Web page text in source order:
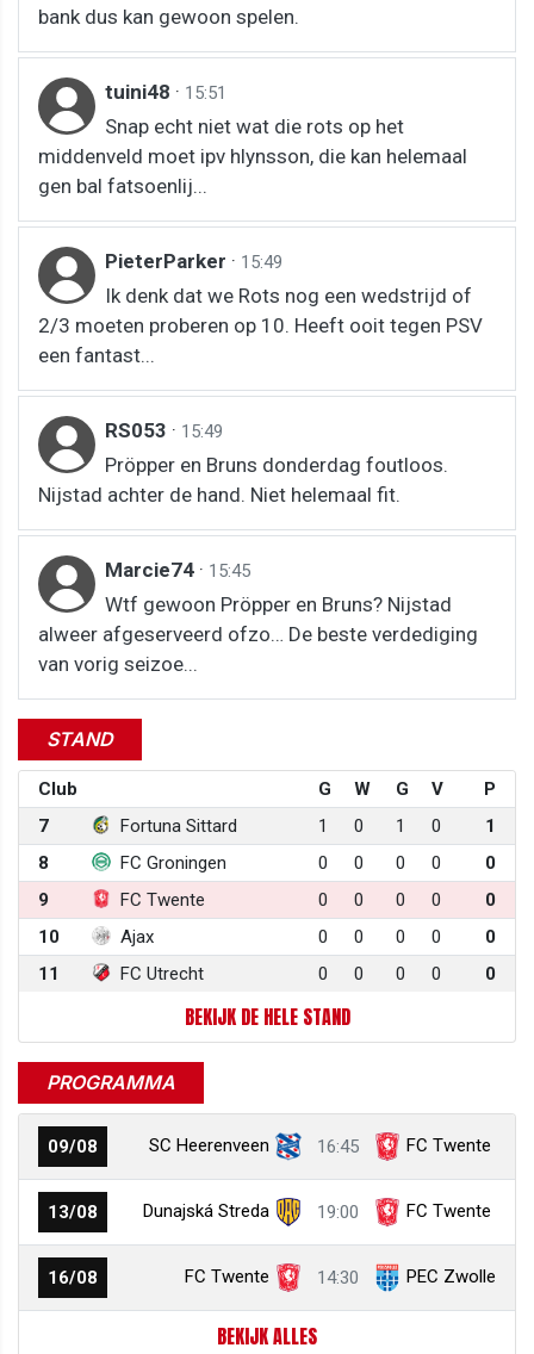
bank dus kan gewoon spelen.
tuini48 · 15:51
Snap echt niet wat die rots op het
middenveld moet ipv hlynsson, die kan helemaal
gen bal fatsoenlij...
PieterParker · 15:49
Ik denk dat we Rots nog een wedstrijd of
2/3 moeten proberen op 10. Heeft ooit tegen PSV
een fantast...
RS053 · 15:49
Pröpper en Bruns donderdag foutloos.
Nijstad achter de hand. Niet helemaal fit.
Marcie74 · 15:45
Wtf gewoon Pröpper en Bruns? Nijstad
alweer afgeserveerd ofzo… De beste verdediging
van vorig seizoe...
STAND
Club G W G V
P
7
Fortuna Sittard 1 0 1 0
1
8
FC Groningen 0 0 0 0
0
9
FC Twente 0 0 0 0
0
10
Ajax 0 0 0 0
0
11
FC Utrecht 0 0 0 0 0
BEKIJK DE HELE STAND
PROGRAMMA
09/08 SC Heerenveen 16:45 FC Twente
13/08 Dunajská Streda 19:00 FC Twente
16/08 FC Twente 14:30 PEC Zwolle
BEKIJK ALLES